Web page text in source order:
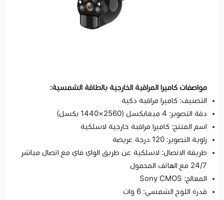
مواصفات كاميرا المراقبة الخارجية بالطاقة الشمسية:
التصنيف: كاميرا مراقبة ذكية
دقة التصوير: 4 ميغابكسل (2560×1440 بكسل)
اسم المنتج: كاميرا مراقبة خارجية لاسلكية
زاوية التصوير: 120 درجة عريضة
طريقة الاتصال: لاسلكية عن طريق الواي فاي مع اتصال مباشر
24/7 مع الهاتف المحمول
المعالج: Sony CMOS
قدرة اللوح الشمسي: 6 وات